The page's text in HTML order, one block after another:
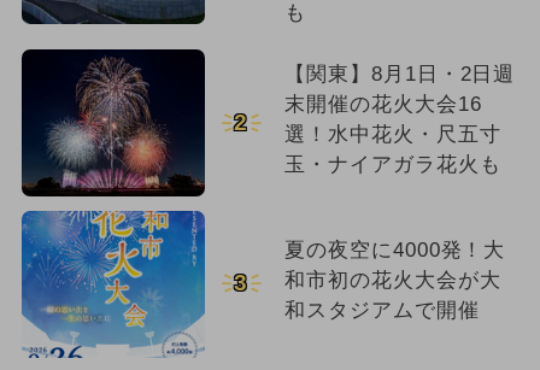
も
2
【関東】8月1日・2日週
末開催の花火大会16
選！水中花火・尺五寸
玉・ナイアガラ花火も
3
夏の夜空に4000発！大
和市初の花火大会が大
和スタジアムで開催